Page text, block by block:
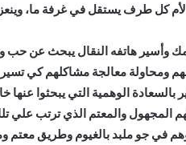
كل طرف يستقل في غرفة ما،
وأسير هاتفه النقال يبحث عن حب
ومحاولة معالجة مشاكلهم كي
بالسعادة الوهمية التي يبحثوا
المجهول والمعتم الذي ترتب علي
في جو ملبد بالغيوم وطريق